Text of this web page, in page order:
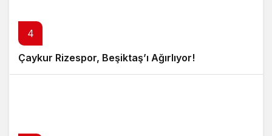
4
Çaykur Rizespor, Beşiktaş’ı Ağırlıyor!